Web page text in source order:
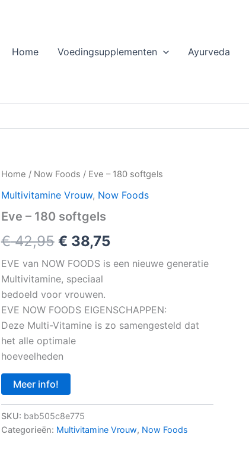
Home Voedingsupplementen Ayurveda
Home / Now Foods / Eve – 180 softgels
Multivitamine Vrouw, Now Foods
Eve – 180 softgels
€42,95 Oorspronkelijke
prijs
was:
€ 42,95.
€ 38,75Huidige
prijs
€ 38,75.
EVE van NOW FOODS is een nieuwe generatie
Multivitamine, speciaal
bedoeld voor vrouwen.
EVE NOW FOODS EIGENSCHAPPEN:
Deze Multi-Vitamine is zo samengesteld dat
het alle optimale
hoeveelheden
Meer info!
SKU: bab505c8e775
Categorieën: Multivitamine Vrouw, Now Foods